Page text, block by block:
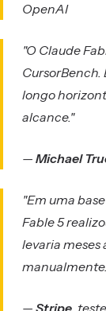
OpenAI
"O Claude
CursorBench.
longo
alcance."
— Michael
"Em uma
Fable 5
levaria
— Stripe,